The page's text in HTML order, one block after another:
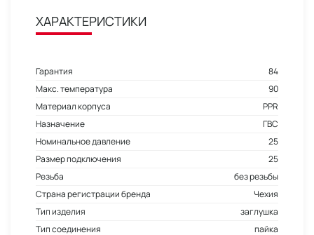
ХАРАКТЕРИСТИКИ
Гарантия
84
Макс. температура
90
Материал корпуса
PPR
Назначение
ГВС
Номинальное давление
25
Размер подключения
25
Резьба
без резьбы
Страна регистрации бренда
Чехия
Тип изделия
заглушка
Тип соединения
пайка